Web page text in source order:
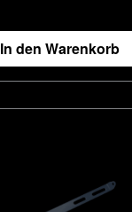
In den Warenkorb